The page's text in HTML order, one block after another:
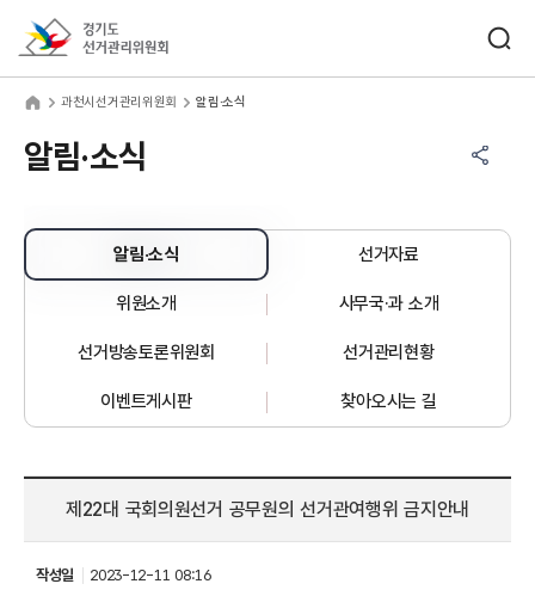
과천시선거관리위원회 알림·소식
알림·소식
알림·소식 선거자료
위원소개 사무국·과 소개
선거방송토론위원회 선거관리현황
이벤트게시판 찾아오시는 길
제22대 국회의원선거 공무원의 선거관여행위 금지안내
작성일 2023-12-11 08:16